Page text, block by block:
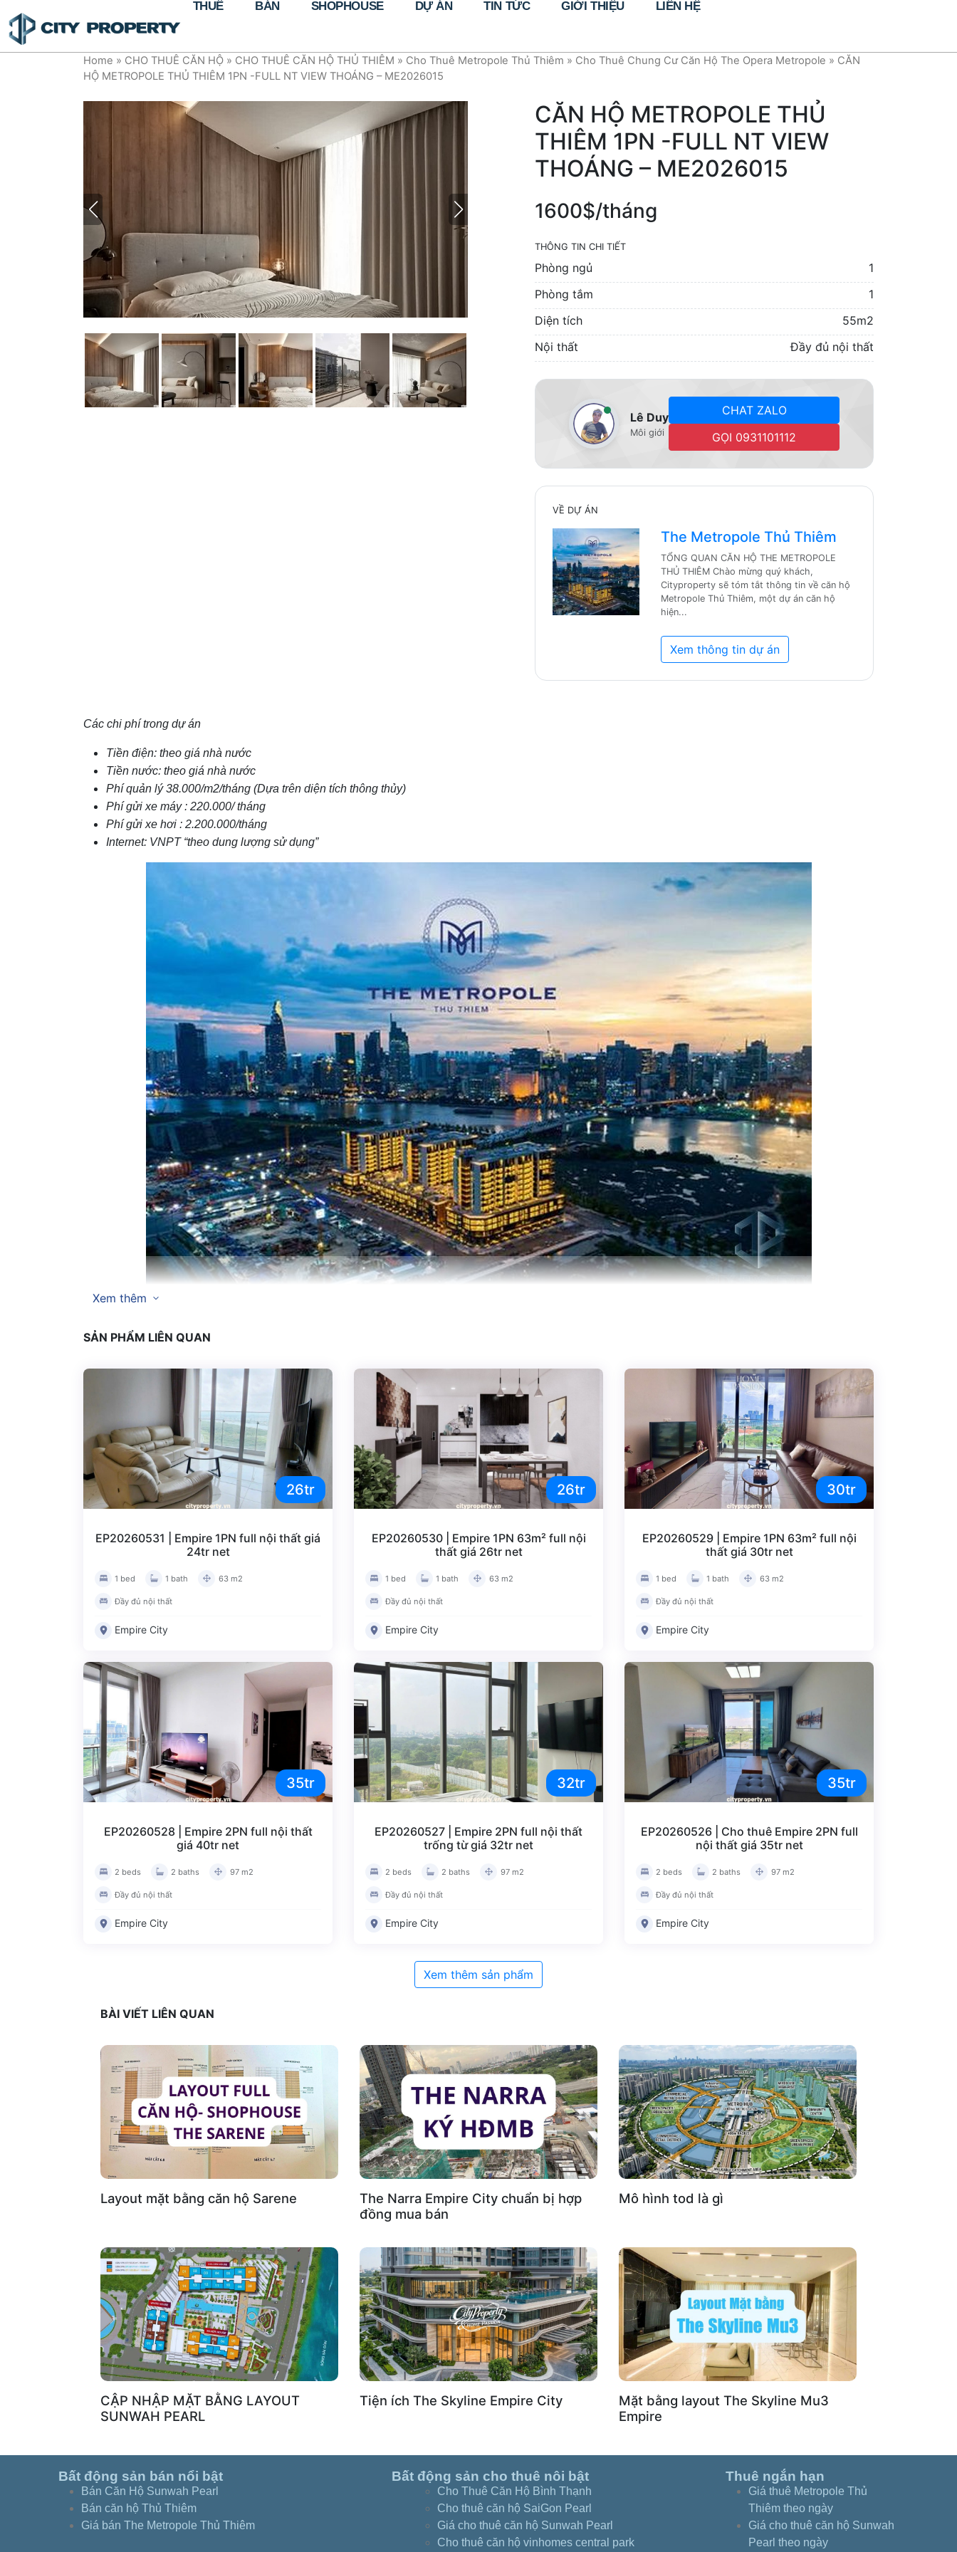
THUÊ BÁN SHOPHOUSE DỰ ÁN TIN TỨC GIỚI THIỆU LIÊN HỆ
Home » CHO THUÊ CĂN HỘ » CHO THUÊ CĂN HỘ THỦ THIÊM » Cho Thuê Metropole Thủ Thiêm » Cho Thuê Chung Cư Căn Hộ The Opera Metropole » CĂN
HỘ METROPOLE THỦ THIÊM 1PN -FULL NT VIEW THOÁNG – ME2026015
CĂN HỘ METROPOLE THỦ
THIÊM 1PN -FULL NT VIEW
THOÁNG – ME2026015
1600$/tháng
THÔNG TIN CHI TIẾT
Phòng ngủ
1
Phòng tắm
1
Diện tích
55m2
Nội thất
Đầy đủ nội thất
Lê Duy
Môi giới
CHAT ZALO
GỌI 0931101112
VỀ DỰ ÁN
The Metropole Thủ Thiêm
TỔNG QUAN CĂN HỘ THE METROPOLE
THỦ THIÊM Chào mừng quý khách,
Cityproperty sẽ tóm tắt thông tin về căn hộ
Metropole Thủ Thiêm, một dự án căn hộ
hiện...
Xem thông tin dự án
Các chi phí trong dự án
Tiền điện: theo giá nhà nước
Tiền nước: theo giá nhà nước
Phí quản lý 38.000/m2/tháng (Dựa trên diện tích thông thủy)
Phí gửi xe máy : 220.000/ tháng
Phí gửi xe hơi : 2.200.000/tháng
Internet: VNPT “theo dung lượng sử dụng”
mong ước khi tọa lạc tại chân cầu Thủ Thiêm 2 ( Cầu Bason)cực kỳ thuận tiện việc di chuyển về Quận 1 và đi xa lộ, với chuỗi tiện ích 5* kèm nhu cầu ở tăng
cao thì Metropole Thủ Thiêm hiện là điểm đến yêu thích của những chuyên gia công ty hàng đầu và những giới thượng lưu muốn được tận thượng cuộc
Xem thêm một số bài viết khác
Cho thuê metropole Thủ Thiêm mới nhất
Mặt bằng Metropole Thủ Thiêmcó thể bạn quan tâm
Khai trươngAtelier Premium Bakery Metropole Thủ Thiêm
Đánh giá bài viết
Xem thêm
SẢN PHẨM LIÊN QUAN
26tr
EP20260531 | Empire 1PN full nội thất giá
24tr net
1 bed 1 bath 63 m2
Đầy đủ nội thất
Empire City
26tr
EP20260530 | Empire 1PN 63m² full nội
thất giá 26tr net
1 bed 1 bath 63 m2
Đầy đủ nội thất
Empire City
30tr
EP20260529 | Empire 1PN 63m² full nội
thất giá 30tr net
1 bed 1 bath 63 m2
Đầy đủ nội thất
Empire City
35tr
EP20260528 | Empire 2PN full nội thất
giá 40tr net
2 beds 2 baths 97 m2
Đầy đủ nội thất
Empire City
32tr
EP20260527 | Empire 2PN full nội thất
trống từ giá 32tr net
2 beds 2 baths 97 m2
Đầy đủ nội thất
Empire City
35tr
EP20260526 | Cho thuê Empire 2PN full
nội thất giá 35tr net
2 beds 2 baths 97 m2
Đầy đủ nội thất
Empire City
Xem thêm sản phẩm
BÀI VIẾT LIÊN QUAN
Layout mặt bằng căn hộ Sarene
The Narra Empire City chuẩn bị hợp
đồng mua bán
Mô hình tod là gì
CẬP NHẬP MẶT BẰNG LAYOUT
SUNWAH PEARL
Tiện ích The Skyline Empire City
Mặt bằng layout The Skyline Mu3
Empire
Bất động sản bán nổi bật
Bán Căn Hộ Sunwah Pearl
Bán căn hộ Thủ Thiêm
Giá bán The Metropole Thủ Thiêm
Bất động sản cho thuê nôi bật
Cho Thuê Căn Hộ Bình Thạnh
Cho thuê căn hộ SaiGon Pearl
Giá cho thuê căn hộ Sunwah Pearl
Cho thuê căn hộ vinhomes central park
Thuê ngắn hạn
Giá thuê Metropole Thủ
Thiêm theo ngày
Giá cho thuê căn hộ Sunwah
Pearl theo ngày